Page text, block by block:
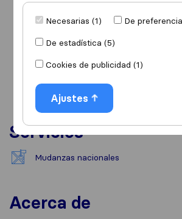
Información Valoraciones
Servicios
Mudanzas nacionales
Acerca de
Necesarias (1)
De
De estadística (5)
Cookies de publicidad (1)
Ajustes